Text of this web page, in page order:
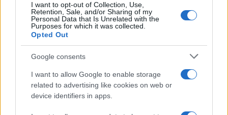
I want to opt-out of Collection, Use,
Retention, Sale, and/or Sharing of my
Personal Data that Is Unrelated with the
Purposes for which it was collected.
Opted Out
Google consents
I want to allow Google to enable storage
related to advertising like cookies on web or
device identifiers in apps.
opposto?
Al momento, ciò che impatta di più sull’economia
globale, in negativo, è
l’incertezza portata da
mercati, investitori, imprese e famiglie che non
sapendo a cosa andranno incontro sospendono